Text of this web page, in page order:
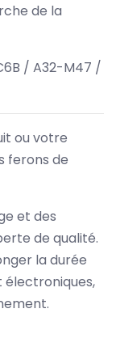
de la
/ A32-M47 /
ou votre
ferons de
et des
de qualité.
la durée
électroniques,